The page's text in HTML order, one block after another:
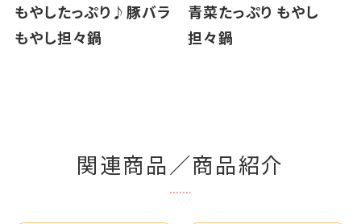
もやしたっぷり♪豚バラ
もやし担々鍋
青菜たっぷり もやし
担々鍋
関連商品／商品紹介